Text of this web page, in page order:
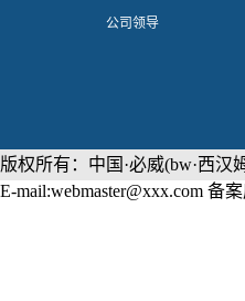
公司领导
版权所有：中国·必威(bw·西
E-mail:webmaster@xxx.com 备